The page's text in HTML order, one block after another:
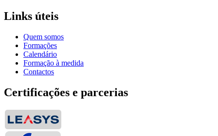
Links úteis
Quem somos
Formações
Calendário
Formação à medida
Contactos
Certificações e parcerias